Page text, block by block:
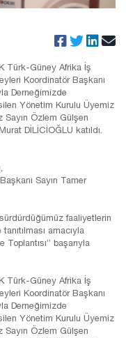
Türk-Güney Afrika İş
Koordinatör Başkanı
Derneğimizde
Yönetim Kurulu Üyemiz
Sayın Özlem Gülşen
DİLİCİOĞLU katıldı.
Sayın Tamer
faaliyetlerin
amacıyla
başarıyla
Türk-Güney Afrika İş
Koordinatör Başkanı
Derneğimizde
Yönetim Kurulu Üyemiz
Sayın Özlem Gülşen